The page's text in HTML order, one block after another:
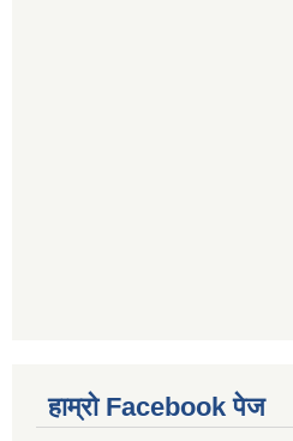
हाम्रो Facebook पेज